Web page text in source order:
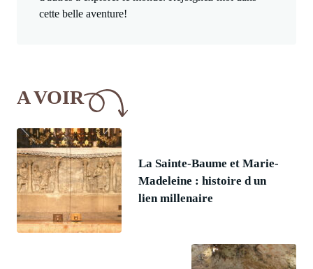
cette belle aventure!
A VOIR
La Sainte-Baume et Marie-
Madeleine : histoire d un
lien millenaire